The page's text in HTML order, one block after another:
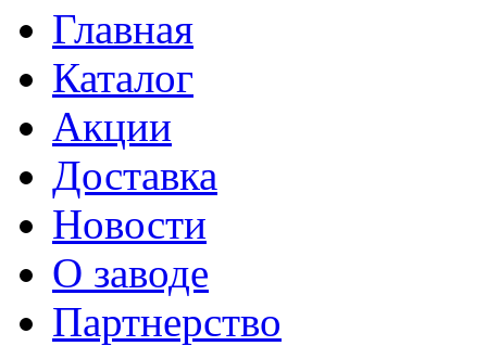
Главная
Каталог
Акции
Доставка
Новости
О заводе
Партнерство